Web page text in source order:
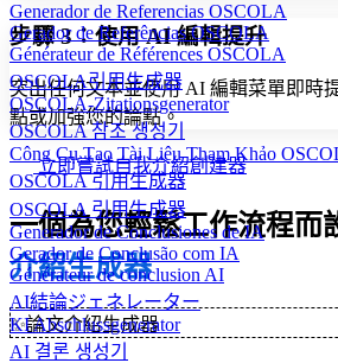
Generador de Referencias OSCOLA
Gerador de Referências OSCOLA
Générateur de Références OSCOLA
OSCOLA引用生成器
OSCOLA-Zitationsgenerator
OSCOLA 참조 생성기
Công Cụ Tạo Tài Liệu Tham Khảo
OSCOLA 引用生成器
OSCOLA 引用生成器
Generador de Conclusiones de IA
Gerador de Conclusão com IA
Générateur de conclusion AI
AI結論ジェネレーター
KI Abschlussgenerator
AI 결론 생성기
步驟 3：使用 AI 編輯提升
突出任何文本並使用 AI 編輯菜單即時
點或加強您的論點。
立即嘗試自我介紹創建器
一個為您輕鬆工作流程而
介紹生成器
✨論文介紹生成器